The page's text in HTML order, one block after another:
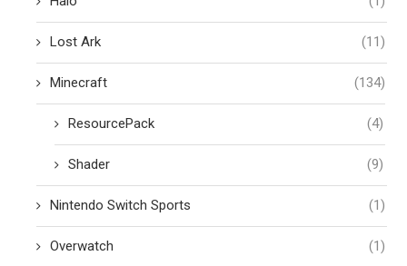
Lost Ark (11)
Minecraft (134)
ResourcePack (4)
Shader (9)
Nintendo Switch Sports (1)
Overwatch (1)